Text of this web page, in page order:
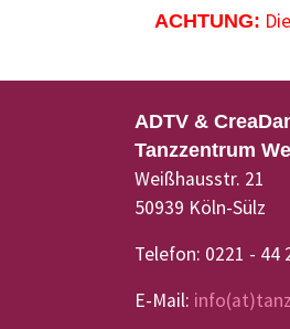
ACHTUNG:
ADTV &
Tanzzentrum
Weißhausstr. 21
50939 Köln-Sülz
Telefon: 0221 - 44
E-Mail: